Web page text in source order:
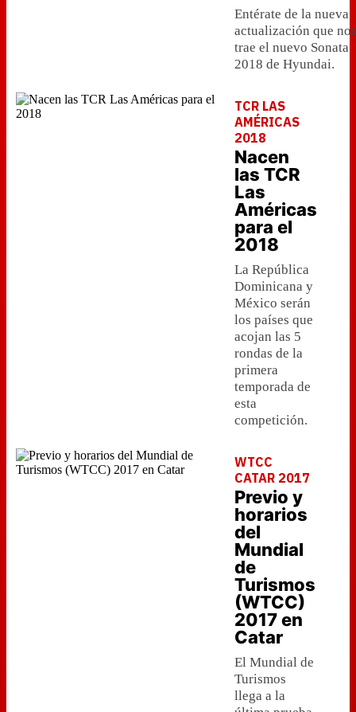
Entérate de la nueva
actualización que nos
trae el nuevo Sonata
2018 de Hyundai.
TCR LAS
AMÉRICAS
2018
Nacen
las TCR
Las
Américas
para el
2018
La República
Dominicana y
México serán
los países que
acojan las 5
rondas de la
primera
temporada de
esta
competición.
WTCC
CATAR 2017
Previo y
horarios
del
Mundial
de
Turismos
(WTCC)
2017 en
Catar
El Mundial de
Turismos
llega a la